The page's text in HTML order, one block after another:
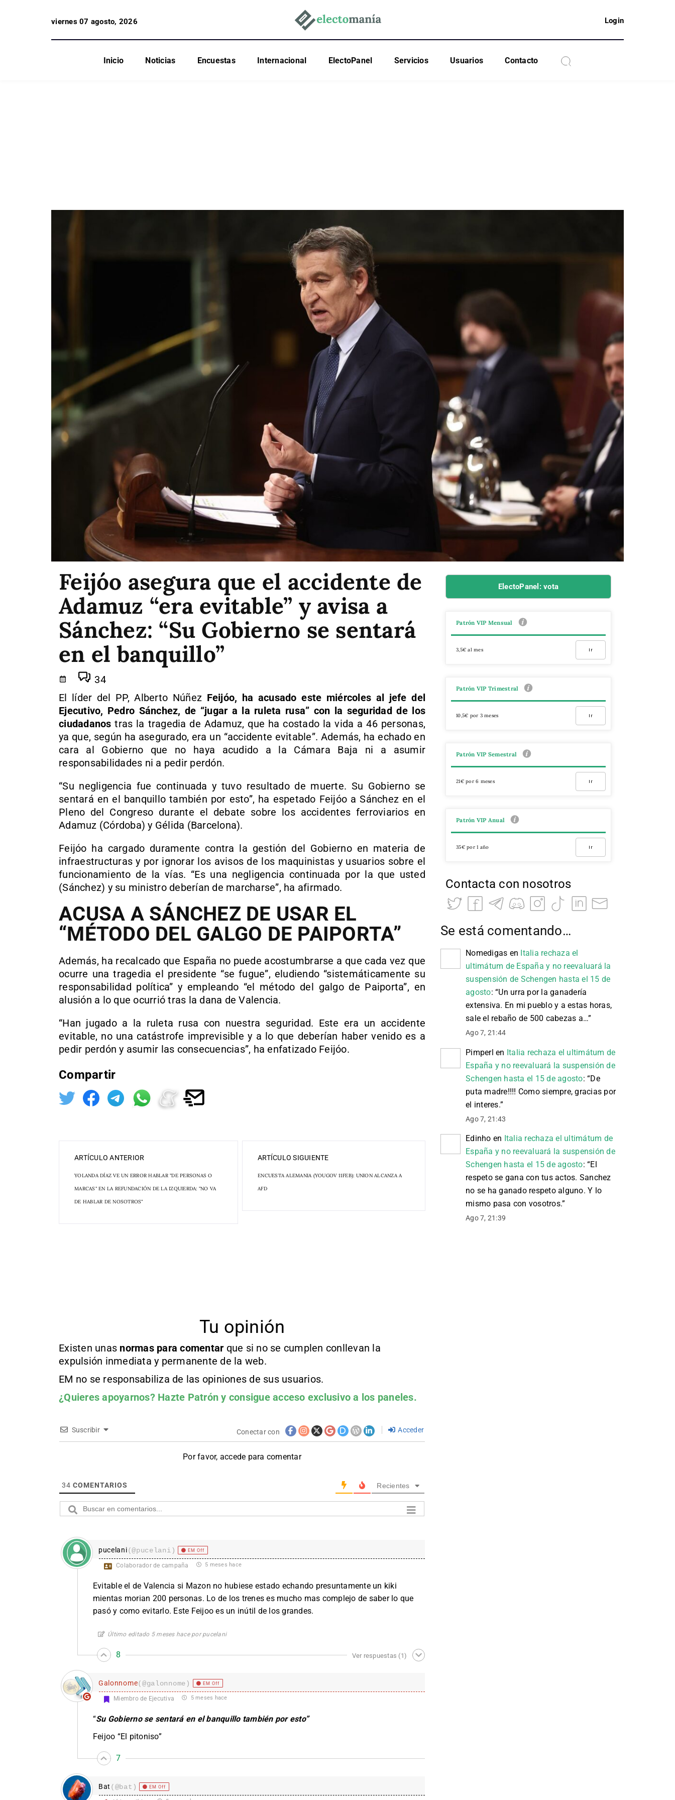
viernes 07 agosto, 2026 Login
Inicio Noticias Encuestas Internacional ElectoPanel Servicios Usuarios Contacto
Feijóo asegura que el accidente de
Adamuz “era evitable” y avisa a
Sánchez: “Su Gobierno se sentará
en el banquillo”
34
El líder del PP, Alberto Núñez Feijóo, ha acusado este miércoles al jefe del
Ejecutivo, Pedro Sánchez, de “jugar a la ruleta rusa” con la seguridad de los
ciudadanos tras la tragedia de Adamuz, que ha costado la vida a 46 personas,
ya que, según ha asegurado, era un “accidente evitable”. Además, ha echado en
cara al Gobierno que no haya acudido a la Cámara Baja ni a asumir
responsabilidades ni a pedir perdón.
“Su negligencia fue continuada y tuvo resultado de muerte. Su Gobierno se
sentará en el banquillo también por esto”, ha espetado Feijóo a Sánchez en el
Pleno del Congreso durante el debate sobre los accidentes ferroviarios en
Adamuz (Córdoba) y Gélida (Barcelona).
Feijóo ha cargado duramente contra la gestión del Gobierno en materia de
infraestructuras y por ignorar los avisos de los maquinistas y usuarios sobre el
funcionamiento de la vías. “Es una negligencia continuada por la que usted
(Sánchez) y su ministro deberían de marcharse”, ha afirmado.
ACUSA A SÁNCHEZ DE USAR EL
“MÉTODO DEL GALGO DE PAIPORTA”
Además, ha recalcado que España no puede acostumbrarse a que cada vez que
ocurre una tragedia el presidente “se fugue”, eludiendo “sistemáticamente su
responsabilidad política” y empleando “el método del galgo de Paiporta”, en
alusión a lo que ocurrió tras la dana de Valencia.
“Han jugado a la ruleta rusa con nuestra seguridad. Este era un accidente
evitable, no una catástrofe imprevisible y a lo que deberían haber venido es a
pedir perdón y asumir las consecuencias”, ha enfatizado Feijóo.
Compartir
ARTÍCULO ANTERIOR
YOLANDA DÍAZ VE UN ERROR HABLAR "DE PERSONAS O
MARCAS" EN LA REFUNDACIÓN DE LA IZQUIERDA: "NO VA
DE HABLAR DE NOSOTROS"
ARTÍCULO SIGUIENTE
ENCUESTA ALEMANIA (YOUGOV 11FEB): UNION ALCANZA A
AFD
Tu opinión
Existen unas normas para comentar que si no se cumplen conllevan la
expulsión inmediata y permanente de la web.
EM no se responsabiliza de las opiniones de sus usuarios.
¿Quieres apoyarnos? Hazte Patrón y consigue acceso exclusivo a los paneles.
Suscribir Conectar con Acceder
Por favor, accede para comentar
34 COMENTARIOS Recientes
pucelani(@pucelani) EM Off
Colaborador de campaña 5 meses hace
Evitable el de Valencia si Mazon no hubiese estado echando presuntamente un kiki
mientas morian 200 personas. Lo de los trenes es mucho mas complejo de saber lo que
pasó y como evitarlo. Este Feijoo es un inútil de los grandes.
Último editado 5 meses hace por pucelani
8 Ver respuestas (1)
Galonnome(@galonnome) EM Off
Miembro de Ejecutiva 5 meses hace
“Su Gobierno se sentará en el banquillo también por esto”
Feijoo “El pitoniso”
7
Bat (@bat) EM Off
ElectoPanel: vota
Patrón VIP Mensual
3,5€ al mes Ir
Patrón VIP Trimestral
10,5€ por 3 meses Ir
Patrón VIP Semestral
21€ por 6 meses Ir
Patrón VIP Anual
35€ por 1 año Ir
Contacta con nosotros
Se está comentando…
Nomedigas en Italia rechaza el
ultimátum de España y no reevaluará la
suspensión de Schengen hasta el 15 de
agosto: “Un urra por la ganadería
extensiva. En mi pueblo y a estas horas,
sale el rebaño de 500 cabezas a…”
Ago 7, 21:44
Pimperl en Italia rechaza el ultimátum de
España y no reevaluará la suspensión de
Schengen hasta el 15 de agosto: “De
puta madre!!!! Como siempre, gracias por
el interes.”
Ago 7, 21:43
Edinho en Italia rechaza el ultimátum de
España y no reevaluará la suspensión de
Schengen hasta el 15 de agosto: “El
respeto se gana con tus actos. Sanchez
no se ha ganado respeto alguno. Y lo
mismo pasa con vosotros.”
Ago 7, 21:39